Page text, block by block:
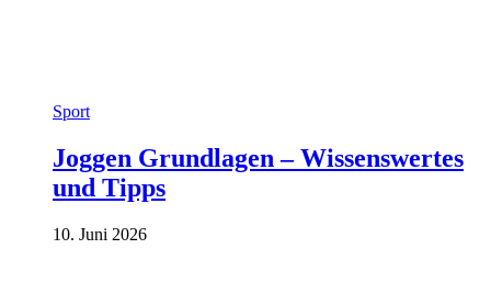
Sport
Joggen Grundlagen – Wissenswertes
und Tipps
10. Juni 2026